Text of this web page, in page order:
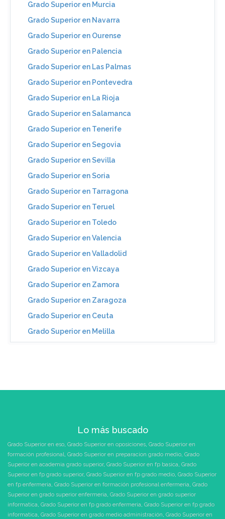
Grado Superior en Murcia
Grado Superior en Navarra
Grado Superior en Ourense
Grado Superior en Palencia
Grado Superior en Las Palmas
Grado Superior en Pontevedra
Grado Superior en La Rioja
Grado Superior en Salamanca
Grado Superior en Tenerife
Grado Superior en Segovia
Grado Superior en Sevilla
Grado Superior en Soria
Grado Superior en Tarragona
Grado Superior en Teruel
Grado Superior en Toledo
Grado Superior en Valencia
Grado Superior en Valladolid
Grado Superior en Vizcaya
Grado Superior en Zamora
Grado Superior en Zaragoza
Grado Superior en Ceuta
Grado Superior en Melilla
Lo más buscado
Grado Superior en eso, Grado Superior en oposiciones, Grado Superior en
formación profesional, Grado Superior en preparacion grado medio, Grado
Superior en academia grado superior, Grado Superior en fp basica, Grado
Superior en fp grado superior, Grado Superior en fp grado medio, Grado Superior
en fp enfermeria, Grado Superior en formación profesional enfermeria, Grado
Superior en grado superior enfermeria, Grado Superior en grado superior
informatica, Grado Superior en fp grado enfermeria, Grado Superior en fp grado
informatica, Grado Superior en grado medio administración, Grado Superior en